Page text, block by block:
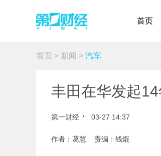
首页
首页 > 新闻 > 汽车
丰田在华发起
第一财经 03-27 14:37
作者：葛慧 责编：钱焜